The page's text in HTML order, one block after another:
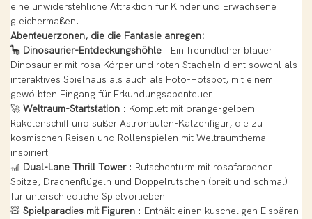
eine unwiderstehliche Attraktion für Kinder und Erwachsene
gleichermaßen.
Abenteuerzonen, die die Fantasie anregen:
🦕 Dinosaurier-Entdeckungshöhle : Ein freundlicher blauer
Dinosaurier mit rosa Körper und roten Stacheln dient sowohl als
interaktives Spielhaus als auch als Foto-Hotspot, mit einem
gewölbten Eingang für Erkundungsabenteuer
🚀 Weltraum-Startstation : Komplett mit orange-gelbem
Raketenschiff und süßer Astronauten-Katzenfigur, die zu
kosmischen Reisen und Rollenspielen mit Weltraumthema
inspiriert
🎢 Dual-Lane Thrill Tower: Rutschenturm mit rosafarbener
Spitze, Drachenflügeln und Doppelrutschen (breit und schmal)
für unterschiedliche Spielvorlieben
🧸 Spielparadies mit Figuren : Enthält einen kuscheligen Eisbären